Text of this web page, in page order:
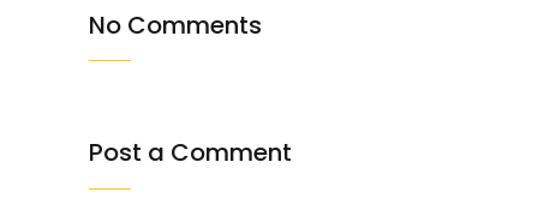
No Comments
Post a Comment